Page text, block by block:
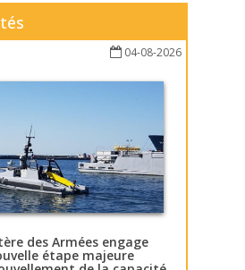
04-08-2026
des Armées engage
étape majeure